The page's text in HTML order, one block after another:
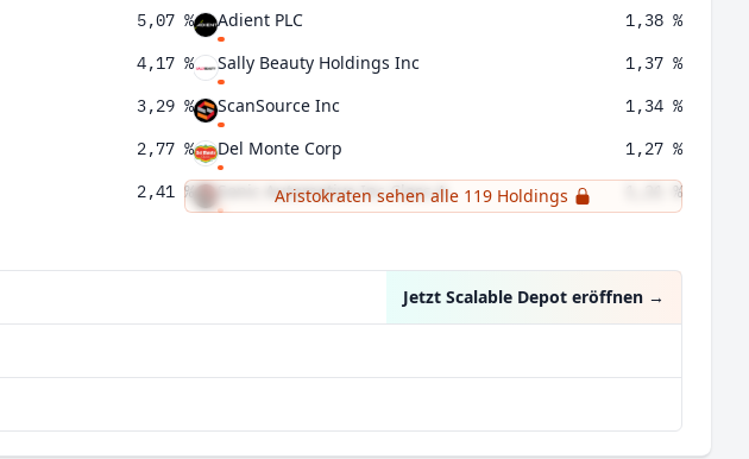
5,07 %
4,17 %
3,29 %
2,77 %
2,41 %
1,30 %
Adient PLC 1,38 %
Sally Beauty Holdings Inc 1,37 %
ScanSource Inc 1,34 %
Del Monte Corp 1,27 %
Sonic Automotive Inc Class A 1,21 %
Aristokraten sehen alle 119 Holdings
Jetzt Scalable Depot eröffnen →